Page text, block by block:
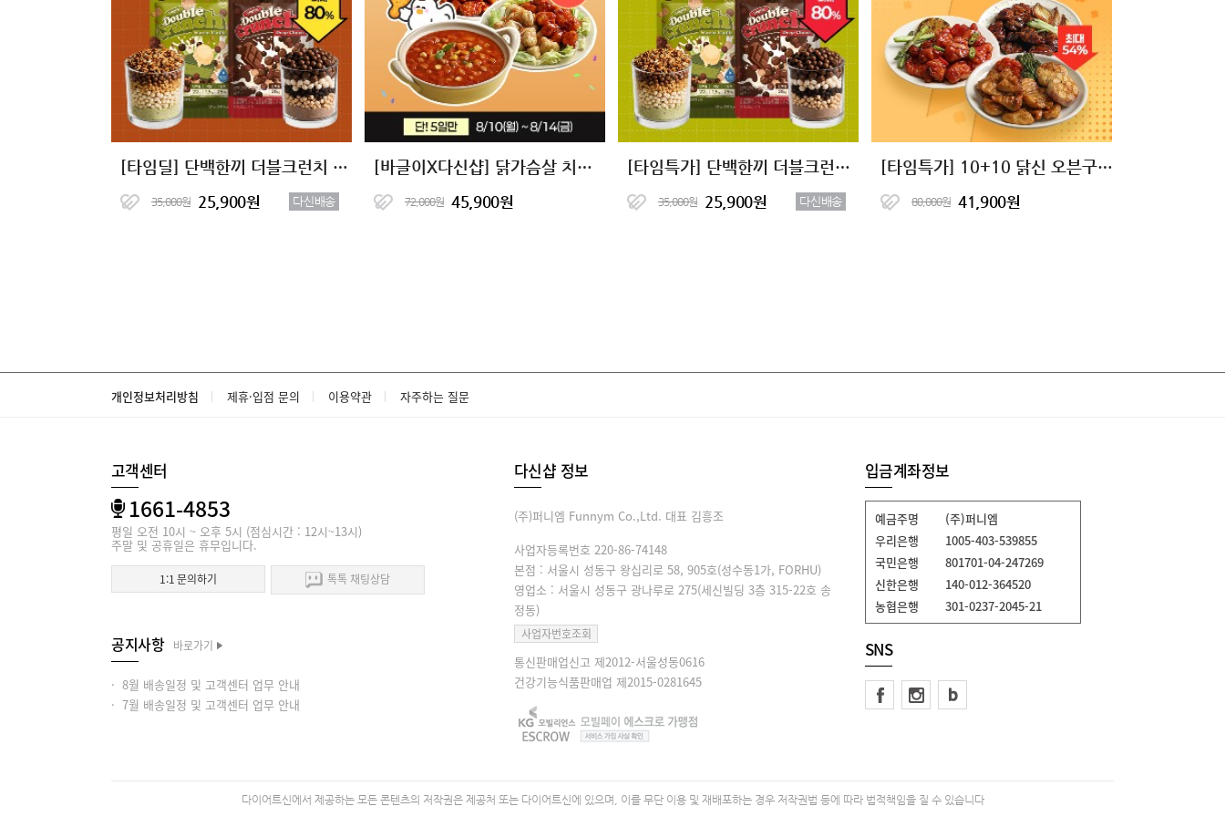
[타임딜] 단백한끼 더블크런치 단백질쉐이크 2종 (7+7)
35,000원 25,900원 다신배송
[바글이X다신샵] 닭가슴살 치킨&마녀스프 10종 단독핫딜
72,000원 45,900원
[타임특가] 단백한끼 더블크런치 단백질쉐이크 2종 (7+7)
35,000원 25,900원 다신배송
[타임특가] 10+10 닭신 오븐구이 닭안심살&닭가슴살 16종 골라담기
80,000원 41,900원
개인정보처리방침 제휴·입점 문의 이용약관 자주하는 질문
고객센터
1661-4853
평일 오전 10시 ~ 오후 5시 (점심시간 : 12시~13시)
주말 및 공휴일은 휴무입니다.
1:1 문의하기 톡톡 채팅상담
공지사항 바로가기
· 8월 배송일정 및 고객센터 업무 안내
· 7월 배송일정 및 고객센터 업무 안내
다신샵 정보
(주)퍼니엠 Funnym Co.,Ltd. 대표 김흥조
사업자등록번호 220-86-74148
본점 : 서울시 성동구 왕십리로 58, 905호(성수동1가, FORHU)
영업소 : 서울시 성동구 광나루로 275(세신빌딩 3층 315-22호 송
정동)
사업자번호조회
통신판매업신고 제2012-서울성동0616
건강기능식품판매업 제2015-0281645
입금계좌정보
예금주명
(주)퍼니엠
우리은행
1005-403-539855
국민은행
801701-04-247269
신한은행
140-012-364520
농협은행
301-0237-2045-21
SNS
다이어트신에서 제공하는 모든 콘텐츠의 저작권은 제공처 또는 다이어트신에 있으며, 이를 무단 이용 및 재배포하는 경우 저작권법 등에 따라 법적책임을 질 수 있습니다